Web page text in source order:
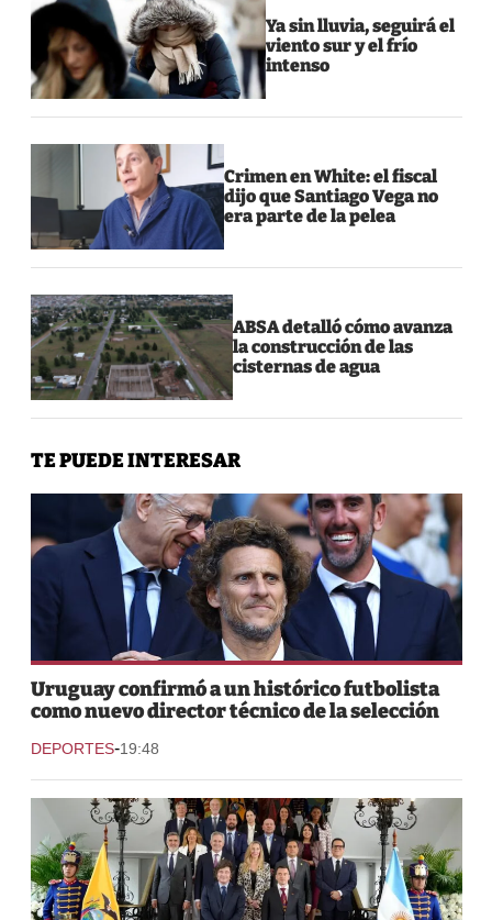
Ya sin lluvia, seguirá el
viento sur y el frío
intenso
Crimen en White: el fiscal
dijo que Santiago Vega no
era parte de la pelea
ABSA detalló cómo avanza
la construcción de las
cisternas de agua
TE PUEDE INTERESAR
Uruguay confirmó a un histórico futbolista
como nuevo director técnico de la selección
DEPORTES-19:48